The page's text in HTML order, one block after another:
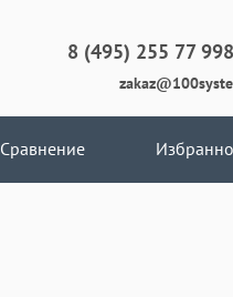
8 (495) 255 77 99
Сравнение